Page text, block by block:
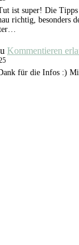
ist super! Die
richtig, besonders
Kommentieren
für die Infos :)